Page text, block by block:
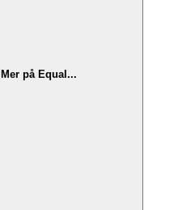
Mer på Equal...